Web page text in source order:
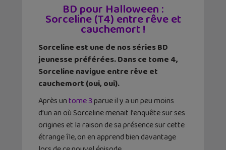
BD pour Halloween :
Sorceline (T4) entre rêve et
cauchemort !
Sorceline est une de nos séries BD
jeunesse préférées. Dans ce tome 4,
Sorceline navigue entre rêve et
cauchemort (oui, oui).
Après untome 3parue il y a un peu moins
d’un an où Sorceline menait l’enquête sur ses
origines et la raison de sa présence sur cette
étrange île, on en apprend bien davantage